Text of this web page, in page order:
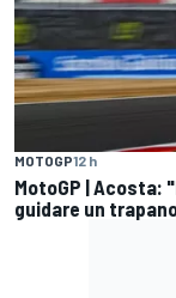
MOTOGP12 h
MotoGP | Acosta:
guidare un